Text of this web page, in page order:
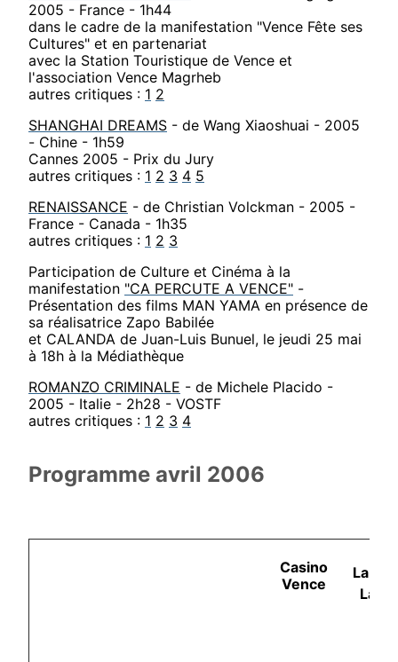
2005 - France - 1h44
dans le cadre de la manifestation "Vence Fête ses
Cultures" et en partenariat
avec la Station Touristique de Vence et
l'association Vence Magrheb
autres critiques : 1 2
SHANGHAI DREAMS - de Wang Xiaoshuai - 2005
- Chine - 1h59
Cannes 2005 - Prix du Jury
autres critiques : 1 2 3 4 5
RENAISSANCE - de Christian Volckman - 2005 -
France - Canada - 1h35
autres critiques : 1 2 3
Participation de Culture et Cinéma à la
manifestation "CA PERCUTE A VENCE" -
Présentation des films MAN YAMA en présence de
sa réalisatrice Zapo Babilée
et CALANDA de Juan-Luis Bunuel, le jeudi 25 mai
à 18h à la Médiathèque
ROMANZO CRIMINALE - de Michele Placido -
2005 - Italie - 2h28 - VOSTF
autres critiques : 1 2 3 4
Programme avril 2006
Casino
Vence
La
La